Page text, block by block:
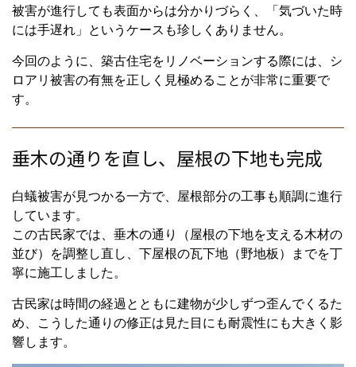
被害が進行しても表面からは分かりづらく、「気づいた時
には手遅れ」というケースも珍しくありません。
今回のように、築古住宅をリノベーションする際には、シ
ロアリ被害の有無を正しく見極めることが非常に重要で
す。
垂木の通りを直し、屋根の下地も完成
白蟻被害が見つかる一方で、屋根部分の工事も順調に進行
しています。
この古民家では、垂木の通り（屋根の下地を支える木材の
並び）を調整し直し、下屋根の瓦下地（野地板）までを丁
寧に施工しました。
古民家は時間の経過とともに建物が少しずつ歪んでくるた
め、こうした通りの修正は見た目にも耐震性にも大きく影
響します。